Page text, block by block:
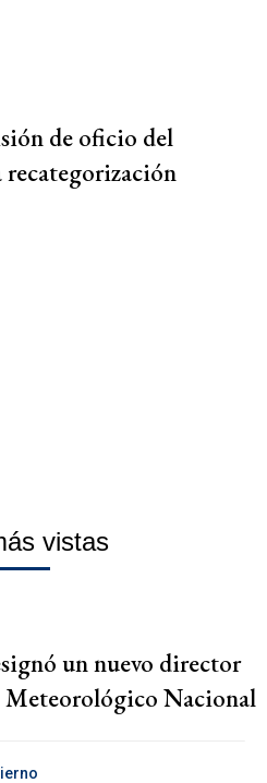
de oficio del
vistas
un nuevo director
Meteorológico Nacional